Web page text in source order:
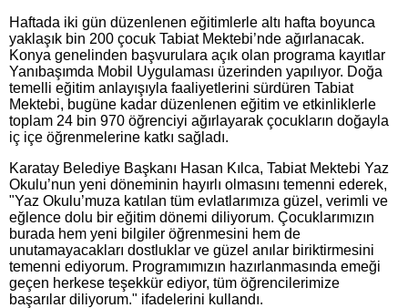
Haftada iki gün düzenlenen eğitimlerle altı hafta boyunca
yaklaşık bin 200 çocuk Tabiat Mektebi’nde ağırlanacak.
Konya genelinden başvurulara açık olan programa kayıtlar
Yanıbaşımda Mobil Uygulaması üzerinden yapılıyor. Doğa
temelli eğitim anlayışıyla faaliyetlerini sürdüren Tabiat
Mektebi, bugüne kadar düzenlenen eğitim ve etkinliklerle
toplam 24 bin 970 öğrenciyi ağırlayarak çocukların doğayla
iç içe öğrenmelerine katkı sağladı.
Karatay Belediye Başkanı Hasan Kılca, Tabiat Mektebi Yaz
Okulu’nun yeni döneminin hayırlı olmasını temenni ederek,
"Yaz Okulu’muza katılan tüm evlatlarımıza güzel, verimli ve
eğlence dolu bir eğitim dönemi diliyorum. Çocuklarımızın
burada hem yeni bilgiler öğrenmesini hem de
unutamayacakları dostluklar ve güzel anılar biriktirmesini
temenni ediyorum. Programımızın hazırlanmasında emeği
geçen herkese teşekkür ediyor, tüm öğrencilerimize
başarılar diliyorum." ifadelerini kullandı.